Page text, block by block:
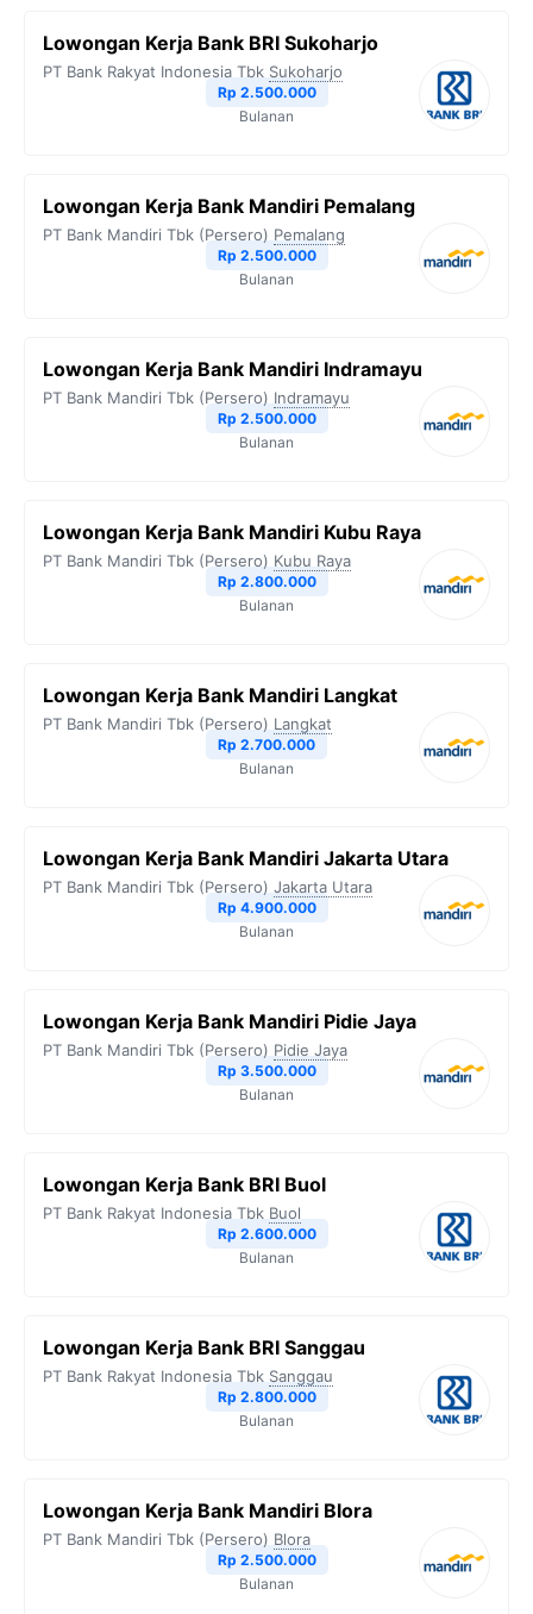
o
e
r
A
n
k
Lowongan Kerja Bank BRI Sukoharjo
PT Bank Rakyat Indonesia Tbk Sukoharjo
Rp 2.500.000
Bulanan
Lowongan Kerja Bank Mandiri Pemalang
PT Bank Mandiri Tbk (Persero) Pemalang
Rp 2.500.000
Bulanan
Lowongan Kerja Bank Mandiri Indramayu
PT Bank Mandiri Tbk (Persero) Indramayu
Rp 2.500.000
Bulanan
Lowongan Kerja Bank Mandiri Kubu Raya
PT Bank Mandiri Tbk (Persero) Kubu Raya
Rp 2.800.000
Bulanan
Lowongan Kerja Bank Mandiri Langkat
PT Bank Mandiri Tbk (Persero) Langkat
Rp 2.700.000
Bulanan
Lowongan Kerja Bank Mandiri Jakarta Utara
PT Bank Mandiri Tbk (Persero) Jakarta Utara
Rp 4.900.000
Bulanan
Lowongan Kerja Bank Mandiri Pidie Jaya
PT Bank Mandiri Tbk (Persero) Pidie Jaya
Rp 3.500.000
Bulanan
Lowongan Kerja Bank BRI Buol
PT Bank Rakyat Indonesia Tbk Buol
Rp 2.600.000
Bulanan
Lowongan Kerja Bank BRI Sanggau
PT Bank Rakyat Indonesia Tbk Sanggau
Rp 2.800.000
Bulanan
Lowongan Kerja Bank Mandiri Blora
PT Bank Mandiri Tbk (Persero) Blora
Rp 2.500.000
Bulanan